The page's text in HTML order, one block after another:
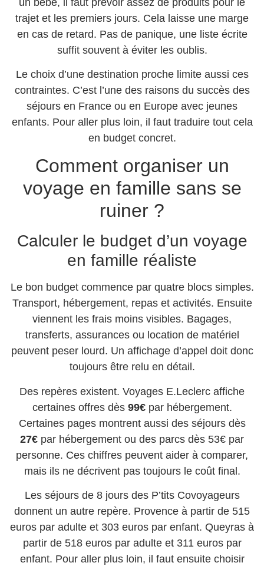
trajet et les premiers jours. Cela laisse une marge
en cas de retard. Pas de panique, une liste écrite
suffit souvent à éviter les oublis.
Le choix d’une destination proche limite aussi ces
contraintes. C’est l’une des raisons du succès des
séjours en France ou en Europe avec jeunes
enfants. Pour aller plus loin, il faut traduire tout cela
en budget concret.
Comment organiser un
voyage en famille sans se
ruiner ?
Calculer le budget d’un voyage
en famille réaliste
Le bon budget commence par quatre blocs simples.
Transport, hébergement, repas et activités. Ensuite
viennent les frais moins visibles. Bagages,
transferts, assurances ou location de matériel
peuvent peser lourd. Un affichage d’appel doit donc
toujours être relu en détail.
Des repères existent. Voyages E.Leclerc affiche
certaines offres dès 99€par hébergement.
Certaines pages montrent aussi des séjours dès
27€ par hébergement ou des parcs dès 53€ par
personne. Ces chiffres peuvent aider à comparer,
mais ils ne décrivent pas toujours le coût final.
Les séjours de 8 jours des P’tits Covoyageurs
donnent un autre repère. Provence à partir de 515
euros par adulte et 303 euros par enfant. Queyras à
partir de 518 euros par adulte et 311 euros par
enfant. Pour aller plus loin, il faut ensuite choisir